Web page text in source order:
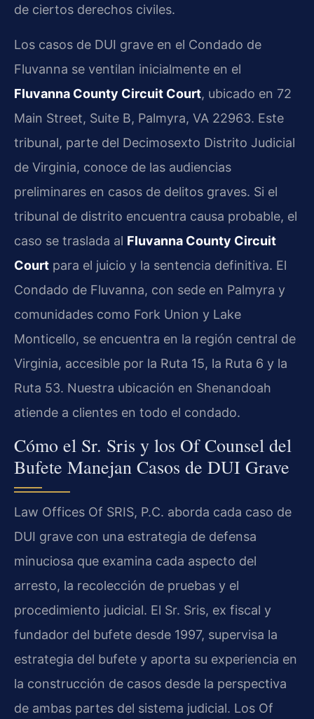
de ciertos derechos civiles.
Los casos de DUI grave en el Condado de
Fluvanna se ventilan inicialmente en el
Fluvanna County Circuit Court, ubicado en 72
Main Street, Suite B, Palmyra, VA 22963. Este
tribunal, parte del Decimosexto Distrito Judicial
de Virginia, conoce de las audiencias
preliminares en casos de delitos graves. Si el
tribunal de distrito encuentra causa probable, el
caso se traslada al Fluvanna County Circuit
Court para el juicio y la sentencia definitiva. El
Condado de Fluvanna, con sede en Palmyra y
comunidades como Fork Union y Lake
Monticello, se encuentra en la región central de
Virginia, accesible por la Ruta 15, la Ruta 6 y la
Ruta 53. Nuestra ubicación en Shenandoah
atiende a clientes en todo el condado.
Cómo el Sr. Sris y los Of Counsel del
Bufete Manejan Casos de DUI Grave
Law Offices Of SRIS, P.C. aborda cada caso de
DUI grave con una estrategia de defensa
minuciosa que examina cada aspecto del
arresto, la recolección de pruebas y el
procedimiento judicial. El Sr. Sris, ex fiscal y
fundador del bufete desde 1997, supervisa la
estrategia del bufete y aporta su experiencia en
la construcción de casos desde la perspectiva
de ambas partes del sistema judicial. Los Of